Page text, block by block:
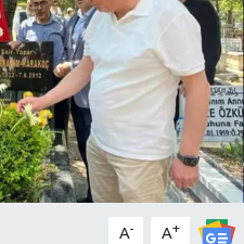
A- A+